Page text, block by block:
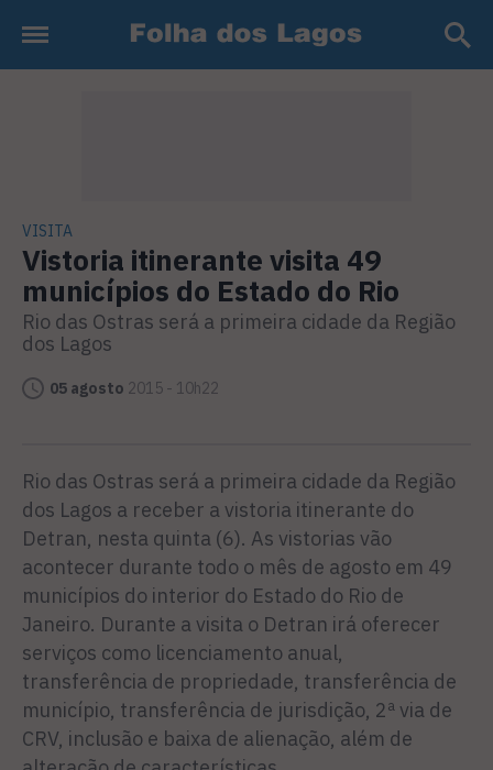
VISITA
Vistoria itinerante visita 49
municípios do Estado do Rio
Rio das Ostras será a primeira cidade da Região
dos Lagos
05 agosto 2015 - 10h22
Rio das Ostras será a primeira cidade da Região
dos Lagos a receber a vistoria itinerante do
Detran, nesta quinta (6). As vistorias vão
acontecer durante todo o mês de agosto em 49
municípios do interior do Estado do Rio de
Janeiro. Durante a visita o Detran irá oferecer
serviços como licenciamento anual,
transferência de propriedade, transferência de
município, transferência de jurisdição, 2ª via de
CRV, inclusão e baixa de alienação, além de